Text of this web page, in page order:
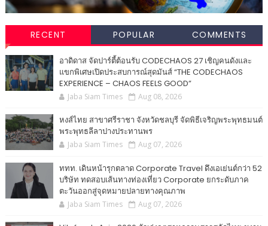
RECENT POPULAR COMMENTS
อาดิดาส จัดปาร์ตี้ต้อนรับ CODECHAOS 27 เชิญคนดังและ
แขกพิเศษเปิดประสบการณ์สุดมันส์ “THE CODECHAOS
EXPERIENCE – CHAOS FEELS GOOD”
Jaba Siam Times Aug 08, 2026
หงส์ไทย สาขาศรีราชา จังหวัดชลบุรี จัดพิธีเจริญพระพุทธมนต์
พระพุทธลีลาปางประทานพร
Jaba Siam Times Aug 07, 2026
ททท. เดินหน้ารุกตลาด Corporate Travel ดึงเอเย่นต์กว่า 52
บริษัท ทดสอบเส้นทางท่องเที่ยว Corporate ยกระดับภาค
ตะวันออกสู่จุดหมายปลายทางคุณภาพ
Jaba Siam Times Aug 07, 2026